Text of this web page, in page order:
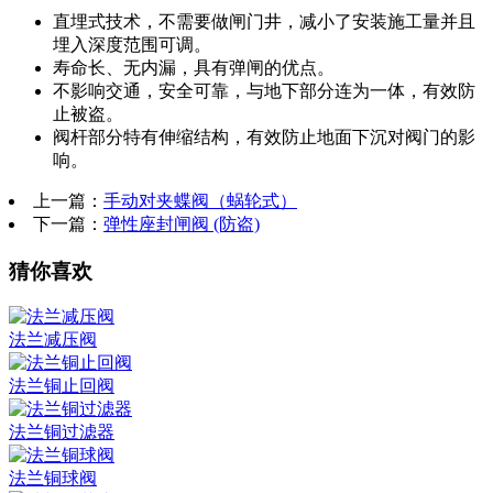
直埋式技术，不需要做闸门井，减小了安装施工量并且
埋入深度范围可调。
寿命长、无内漏，具有弹闸的优点。
不影响交通，安全可靠，与地下部分连为一体，有效防
止被盗。
阀杆部分特有伸缩结构，有效防止地面下沉对阀门的影
响。
上一篇： 手动对夹蝶阀（蜗轮式）
下一篇： 弹性座封闸阀 (防盗)
猜你喜欢
法兰减压阀
法兰铜止回阀
法兰铜过滤器
法兰铜球阀